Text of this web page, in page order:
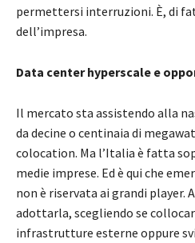
permettersi interruzioni. È, di
dell’impresa.
Data center hyperscale e
Il mercato sta assistendo alla
da decine o centinaia di
colocation. Ma l’Italia è fatta
medie imprese. Ed è qui che
non è riservata ai grandi player.
adottarla, scegliendo se
infrastrutture esterne oppure